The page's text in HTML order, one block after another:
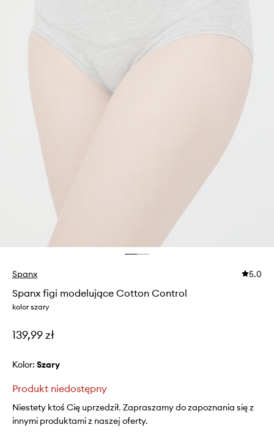
Spanx 5.0
Spanx figi modelujące Cotton Control
kolor szary
139,99 zł
Kolor: szary
Produkt niedostępny
Niestety ktoś Cię uprzedził. Zapraszamy do zapoznania się z
innymi produktami z naszej oferty.